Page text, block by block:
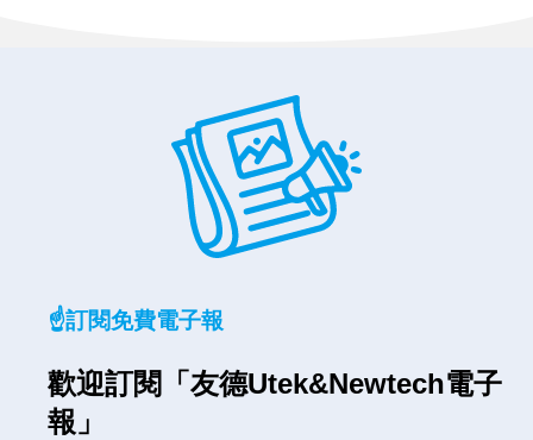
☝️訂閱免費電子報
歡迎訂閱「友德Utek&Newtech電子
報」